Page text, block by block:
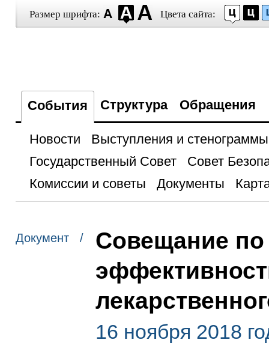
Размер шрифта: Цвета сайта:
События Структура Обращения
Новости
Выступления и стенограммы
Государственный Совет
Совет
Комиссии и советы
Документы
Документ /
Совещание
16 ноября 2018